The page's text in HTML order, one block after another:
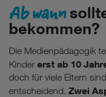
Ab wann
bekommen?
Die Medienpädagogik
Kinder erst ab 10
doch für viele Eltern
entscheidend. Zwei